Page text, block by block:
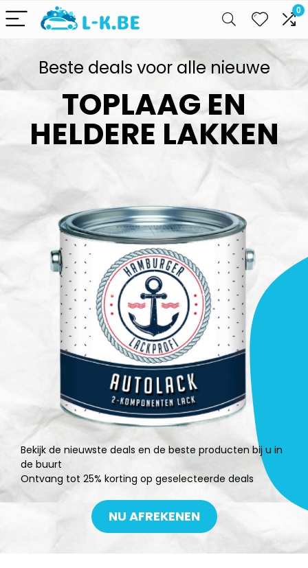
0
Beste deals voor alle nieuwe
TOPLAAG EN
HELDERE LAKKEN
Bekijk de nieuwste deals en de beste producten bij u in
de buurt
Ontvang tot 25% korting op geselecteerde deals
NU AFREKENEN